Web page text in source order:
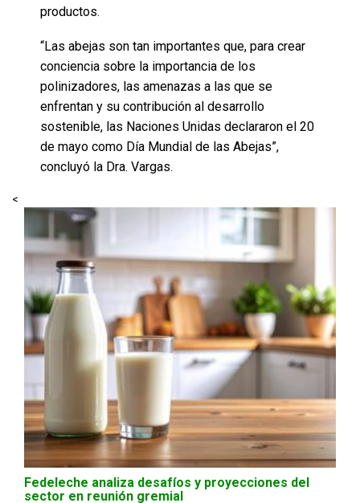
productos.
“Las abejas son tan importantes que, para crear
conciencia sobre la importancia de los
polinizadores, las amenazas a las que se
enfrentan y su contribución al desarrollo
sostenible, las Naciones Unidas declararon el 20
de mayo como Día Mundial de las Abejas”,
concluyó la Dra. Vargas.
<
Fedeleche analiza desafíos y proyecciones del
sector en reunión gremial